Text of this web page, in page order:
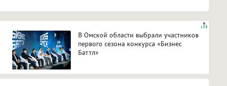
В Омской области выбрали участников
первого сезона конкурса «Бизнес
Баттл»